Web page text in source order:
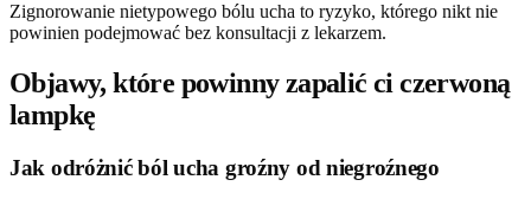
Zignorowanie nietypowego bólu ucha to ryzyko, którego nikt nie
powinien podejmować bez konsultacji z lekarzem.
Objawy, które powinny zapalić ci czerwoną
lampkę
Jak odróżnić ból ucha groźny od niegroźnego